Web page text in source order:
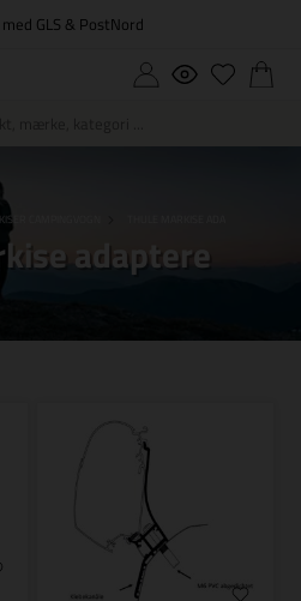
med GLS & PostNord
CAMPINGVOGN
adaptere